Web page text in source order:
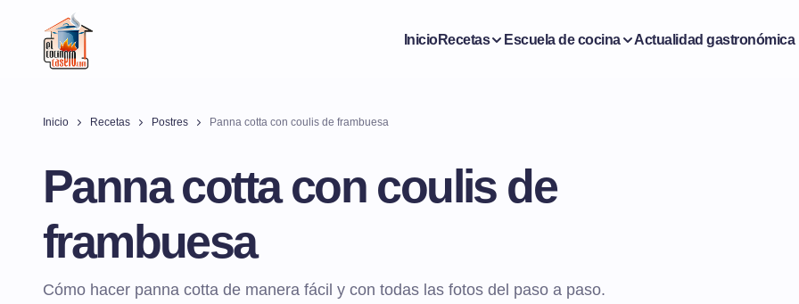
InicioRecetas Escuela de cocina Actualidad gastronómica
Inicio Recetas Postres Panna cotta con coulis de frambuesa
Panna cotta con coulis de
frambuesa
Cómo hacer panna cotta de manera fácil y con todas las fotos del paso a paso.